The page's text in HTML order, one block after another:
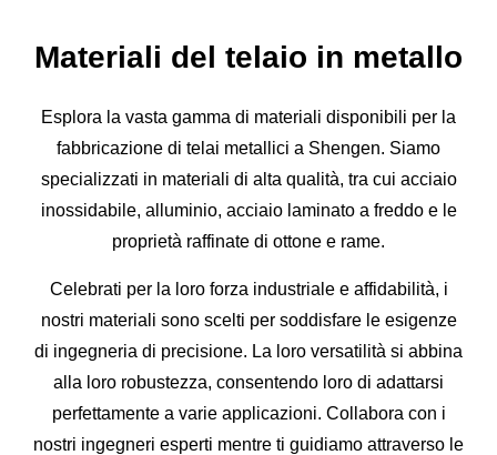
Materiali del telaio in metallo
Esplora la vasta gamma di materiali disponibili per la
fabbricazione di telai metallici a Shengen. Siamo
specializzati in materiali di alta qualità, tra cui acciaio
inossidabile, alluminio, acciaio laminato a freddo e le
proprietà raffinate di ottone e rame.
Celebrati per la loro forza industriale e affidabilità, i
nostri materiali sono scelti per soddisfare le esigenze
di ingegneria di precisione. La loro versatilità si abbina
alla loro robustezza, consentendo loro di adattarsi
perfettamente a varie applicazioni. Collabora con i
nostri ingegneri esperti mentre ti guidiamo attraverso le